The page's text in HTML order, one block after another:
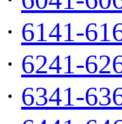
· 6141-
· 6241-
· 6341-